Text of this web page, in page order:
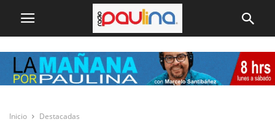
Inicio Destacadas